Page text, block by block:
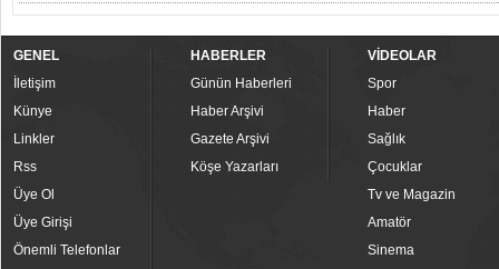
GENEL
İletişim
Künye
Linkler
Rss
Üye Ol
Üye Girişi
Önemli Telefonlar
HABERLER
Günün Haberleri
Haber Arşivi
Gazete Arşivi
Köşe Yazarları
VİDEOLAR
Spor
Haber
Sağlık
Çocuklar
Tv ve Magazin
Amatör
Sinema